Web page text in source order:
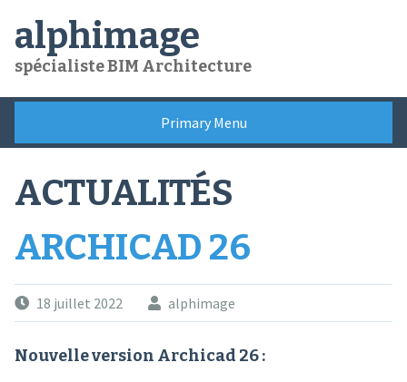
content
alphimage
spécialiste BIM Architecture
Primary Menu
ACTUALITÉS
ARCHICAD 26
18 juillet 2022 alphimage
Nouvelle version Archicad 26: